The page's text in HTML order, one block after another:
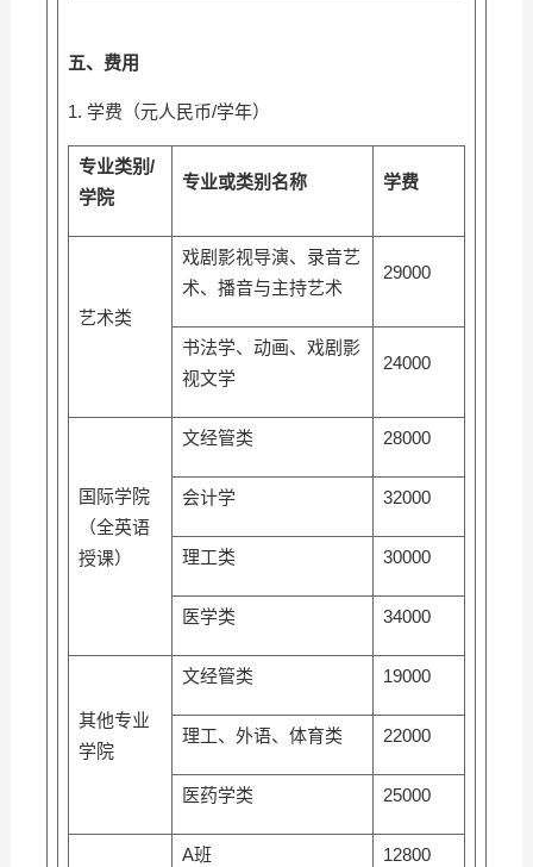
五、费用
1. 学费（元人民币/学年）
专业类别 /
学院
专业或类别名称 学费
艺术类
戏剧影视导演、录音艺
术、播音与主持艺术
29000
书法学、动画、戏剧影
视文学
24000
国际学院
（全英语
授课）
文经管类 28000
会计学 32000
理工类 30000
医学类 34000
其他专业
学院
文经管类 19000
理工、外语、体育类 22000
医药学类 25000
A班 12800